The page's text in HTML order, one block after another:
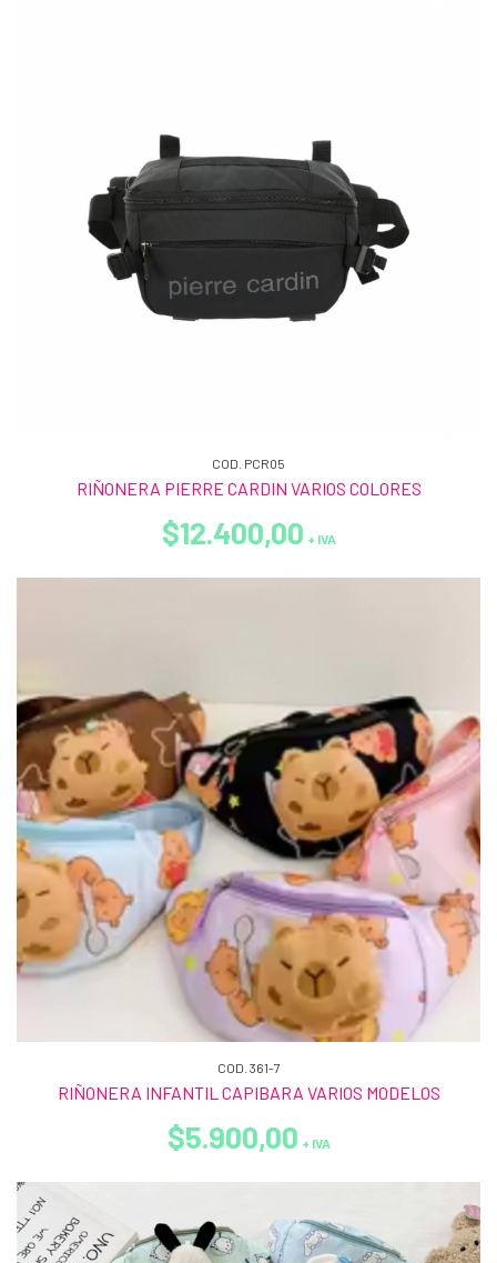
COD. PCR05
RIÑONERA PIERRE CARDIN VARIOS COLORES
$12.400,00 + IVA
COD. 361-7
RIÑONERA INFANTIL CAPIBARA VARIOS MODELOS
$5.900,00 + IVA